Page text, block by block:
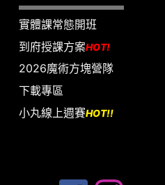
實體課常態開班
到府授課方案HOT!
2026魔術方塊營隊
下載專區
小丸線上週賽HOT!!